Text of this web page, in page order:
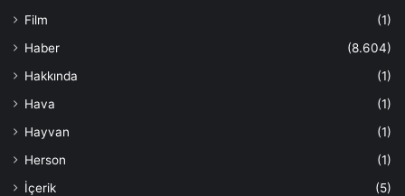
Film
(1)
Haber
(8.604)
Hakkında
(1)
Hava
(1)
Hayvan
(1)
Herson
(1)
İçerik
(5)